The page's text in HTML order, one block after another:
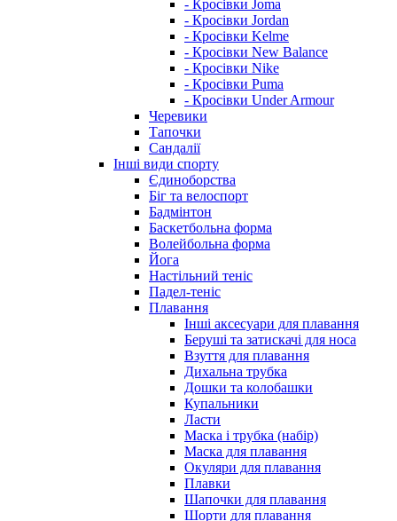
- Кросівки Joma
- Кросівки Jordan
- Кросівки Kelme
- Кросівки New Balance
- Кросівки Nike
- Кросівки Puma
- Кросівки Under Armour
Черевики
Тапочки
Сандалії
Інші види спорту
Єдиноборства
Біг та велоспорт
Бадмінтон
Баскетбольна форма
Волейбольна форма
Йога
Настільний теніс
Падел-теніс
Плавання
Інші аксесуари для плавання
Беруші та затискачі для носа
Взуття для плавання
Дихальна трубка
Дошки та колобашки
Купальники
Ласти
Маска і трубка (набір)
Маска для плавання
Окуляри для плавання
Плавки
Шапочки для плавання
Шорти для плавання